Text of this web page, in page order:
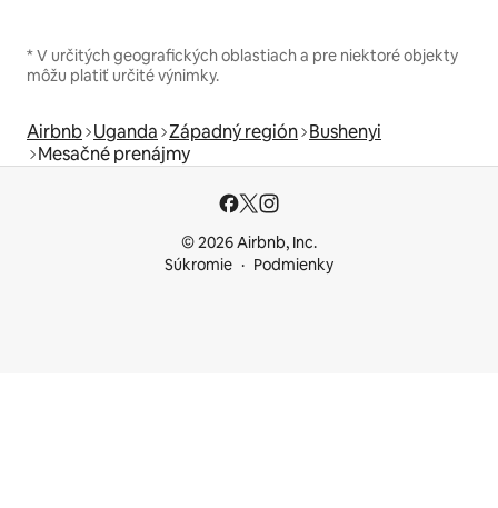
* V určitých geografických oblastiach a pre niektoré objekty
môžu platiť určité výnimky.
Airbnb Uganda Západný región Bushenyi
Mesačné prenájmy
© 2026 Airbnb, Inc.
Súkromie
Podmienky